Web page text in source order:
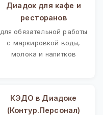
Диадок для кафе и
ресторанов
для обязательной работы
с маркировкой воды,
молока и напитков
КЭДО в Диадоке
(Контур.Персонал)